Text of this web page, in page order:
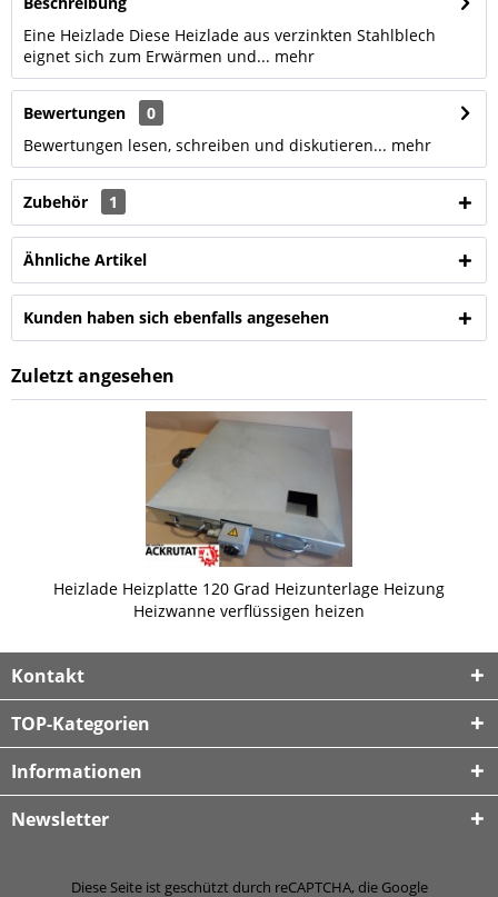
Eine Heizlade Diese Heizlade aus verzinkten Stahlblech
eignet sich zum Erwärmen und... mehr
Bewertungen
0
Bewertungen lesen, schreiben und diskutieren... mehr
Zubehör 1
Ähnliche Artikel
Kunden haben sich ebenfalls angesehen
Zuletzt angesehen
Heizlade Heizplatte 120 Grad Heizunterlage Heizung
Heizwanne verflüssigen heizen
Kontakt
TOP-Kategorien
Informationen
Newsletter
Diese Seite ist geschützt durch reCAPTCHA, die Google